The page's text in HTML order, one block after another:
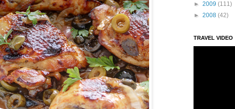
► 2009 (111)
► 2008 (42)
TRAVEL VIDEO